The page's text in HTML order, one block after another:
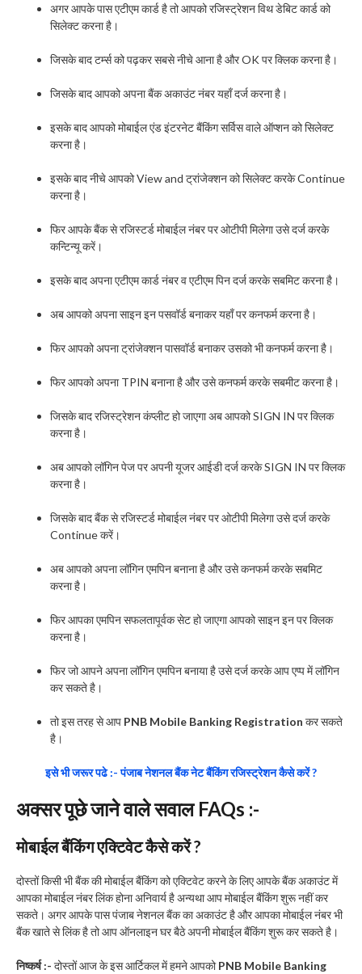
अगर आपके पास एटीएम कार्ड है तो आपको रजिस्ट्रेशन विथ डेबिट कार्ड को
सिलेक्ट करना है।
जिसके बाद टर्म्स को पढ़कर सबसे नीचे आना है और OK पर क्लिक करना है।
जिसके बाद आपको अपना बैंक अकाउंट नंबर यहाँ दर्ज करना है।
इसके बाद आपको मोबाईल एंड इंटरनेट बैंकिंग सर्विस वाले ऑप्शन को सिलेक्ट
करना है।
इसके बाद नीचे आपको View and ट्रांजेक्शन को सिलेक्ट करके Continue
करना है।
फिर आपके बैंक से रजिस्टर्ड मोबाईल नंबर पर ओटीपी मिलेगा उसे दर्ज करके
कन्टिन्यू करें।
इसके बाद अपना एटीएम कार्ड नंबर व एटीएम पिन दर्ज करके सबमिट करना है।
अब आपको अपना साइन इन पसवॉर्ड बनाकर यहाँ पर कनफर्म करना है।
फिर आपको अपना ट्रांजेक्शन पासवॉर्ड बनाकर उसको भी कनफर्म करना है।
फिर आपको अपना TPIN बनाना है और उसे कनफर्म करके सबमीट करना है।
जिसके बाद रजिस्ट्रेशन कंप्लीट हो जाएगा अब आपको SIGN IN पर क्लिक
करना है।
अब आपको लॉगिन पेज पर अपनी यूजर आईडी दर्ज करके SIGN IN पर क्लिक
करना है।
जिसके बाद बैंक से रजिस्टर्ड मोबाईल नंबर पर ओटीपी मिलेगा उसे दर्ज करके
Continue करें।
अब आपको अपना लॉगिन एमपिन बनाना है और उसे कनफर्म करके सबमिट
करना है।
फिर आपका एमपिन सफलतापूर्वक सेट हो जाएगा आपको साइन इन पर क्लिक
करना है।
फिर जो आपने अपना लॉगिन एमपिन बनाया है उसे दर्ज करके आप एप्प में लॉगिन
कर सकते है।
तो इस तरह से आप PNB Mobile Banking Registration कर सकते
है।
इसे भी जरूर पढे :- पंजाब नेशनल बैंक नेट बैंकिंग रजिस्ट्रेशन कैसे करें ?
अक्सर पूछे जाने वाले सवाल FAQs :-
मोबाईल बैंकिंग एक्टिवेट कैसे करें ?
दोस्तों किसी भी बैंक की मोबाईल बैंकिंग को एक्टिवेट करने के लिए आपके बैंक अकाउंट में
आपका मोबाईल नंबर लिंक होना अनिवार्य है अन्यथा आप मोबाईल बैंकिंग शुरू नहीं कर
सकते। अगर आपके पास पंजाब नेशनल बैंक का अकाउंट है और आपका मोबाईल नंबर भी
बैंक खाते से लिंक है तो आप ऑनलाइन घर बैठे अपनी मोबाईल बैंकिंग शुरू कर सकते है।
निष्कर्ष :- दोस्तों आज के इस आर्टिकल में हमने आपकोPNB Mobile Banking